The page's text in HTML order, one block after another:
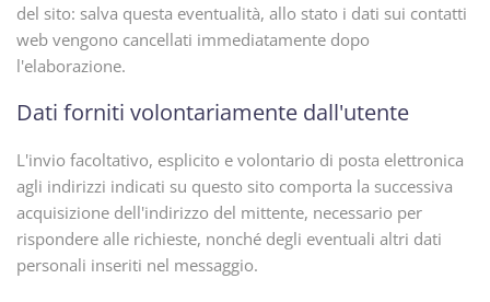
del sito: salva questa eventualità, allo stato i dati sui contatti
web vengono cancellati immediatamente dopo
l'elaborazione.
Dati forniti volontariamente dall'utente
L'invio facoltativo, esplicito e volontario di posta elettronica
agli indirizzi indicati su questo sito comporta la successiva
acquisizione dell'indirizzo del mittente, necessario per
rispondere alle richieste, nonché degli eventuali altri dati
personali inseriti nel messaggio.